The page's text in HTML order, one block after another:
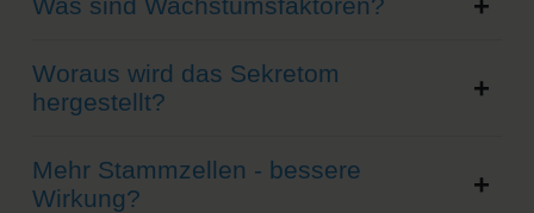
Woraus wird das Sekretom
hergestellt?
Mehr Stammzellen - bessere
Wirkung?